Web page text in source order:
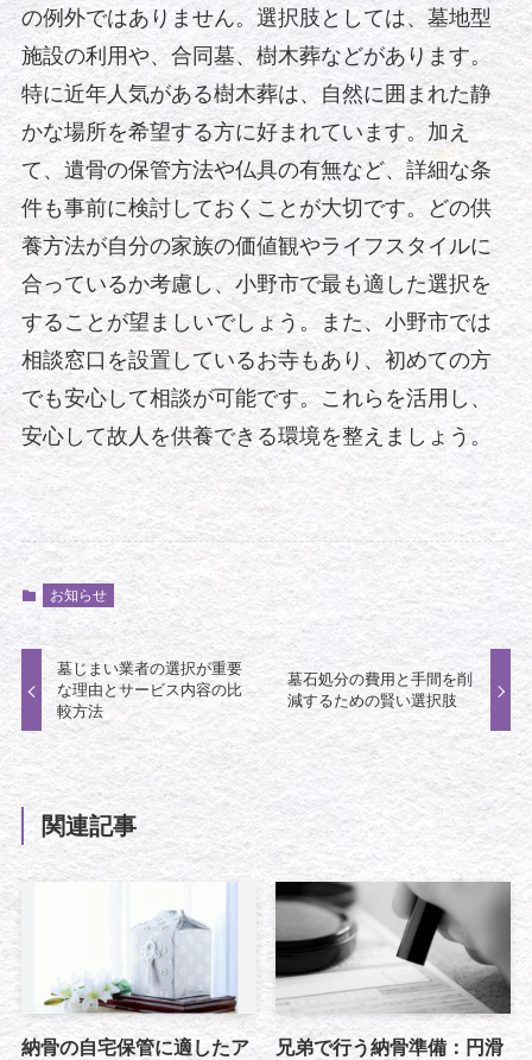
の例外ではありません。選択肢としては、墓地型
施設の利用や、合同墓、樹木葬などがあります。
特に近年人気がある樹木葬は、自然に囲まれた静
かな場所を希望する方に好まれています。加え
て、遺骨の保管方法や仏具の有無など、詳細な条
件も事前に検討しておくことが大切です。どの供
養方法が自分の家族の価値観やライフスタイルに
合っているか考慮し、小野市で最も適した選択を
することが望ましいでしょう。また、小野市では
相談窓口を設置しているお寺もあり、初めての方
でも安心して相談が可能です。これらを活用し、
安心して故人を供養できる環境を整えましょう。
お知らせ
墓じまい業者の選択が重要
な理由とサービス内容の比
較方法
墓石処分の費用と手間を削
減するための賢い選択肢
関連記事
納骨の自宅保管に適したア
兄弟で行う納骨準備：円滑